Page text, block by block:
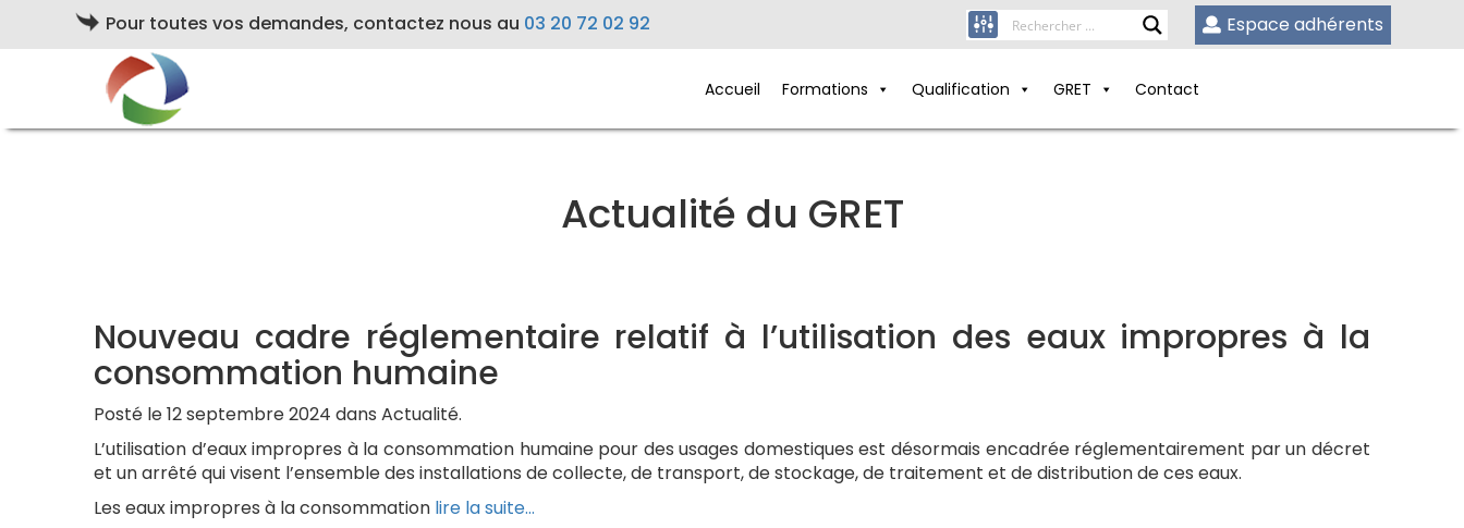
Pour toutes vos demandes, contactez nous au 03 20 72 02 92 Espace adhérents
Accueil Formations Qualification GRET Contact
Actualité du GRET
Nouveau cadre réglementaire relatif à l’utilisation des eaux impropres à la
consommation humaine
Posté le 12 septembre 2024 dans Actualité.
L’utilisation d’eaux impropres à la consommation humaine pour des usages domestiques est désormais encadrée réglementairement par un décret
et un arrêté qui visent l’ensemble des installations de collecte, de transport, de stockage, de traitement et de distribution de ces eaux.
Les eaux impropres à la consommation lire la suite…